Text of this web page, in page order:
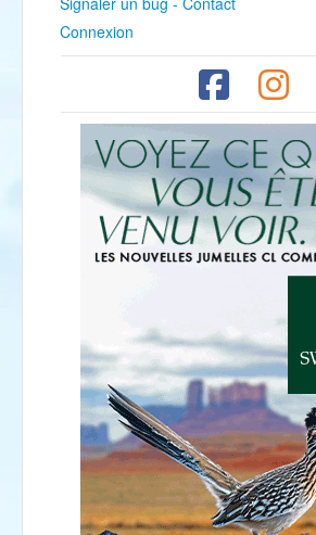
Connexion